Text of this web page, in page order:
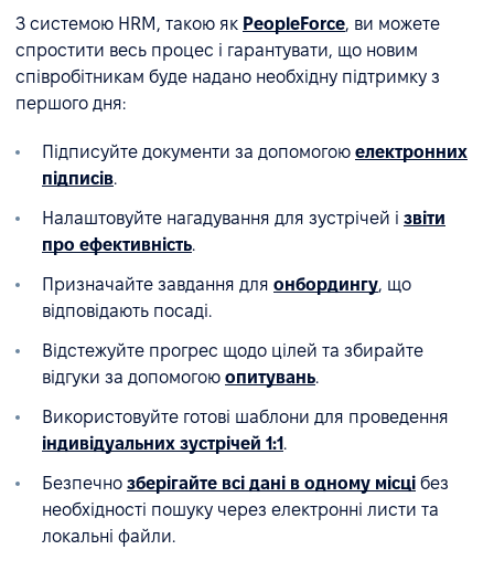
З системою HRM, такою як PeopleForce, ви можете
спростити весь процес і гарантувати, що новим
співробітникам буде надано необхідну підтримку з
першого дня:
Підписуйте документи за допомогою електронних
підписів.
Налаштовуйте нагадування для зустрічей і звіти
про ефективність.
Призначайте завдання для онбордингу, що
відповідають посаді.
Відстежуйте прогрес щодо цілей та збирайте
відгуки за допомогою опитувань.
Використовуйте готові шаблони для проведення
індивідуальних зустрічей 1:1 .
Безпечно зберігайте всі дані в одному місці без
необхідності пошуку через електронні листи та
локальні файли.